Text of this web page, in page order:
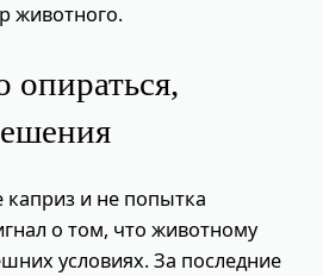
животного.
опираться,
каприз и не попытка
о том, что животному
условиях. За последние